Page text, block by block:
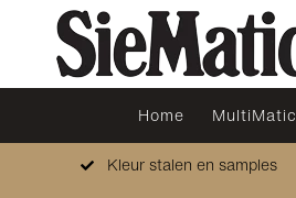
Home MultiMatic
Kleur stalen en samples